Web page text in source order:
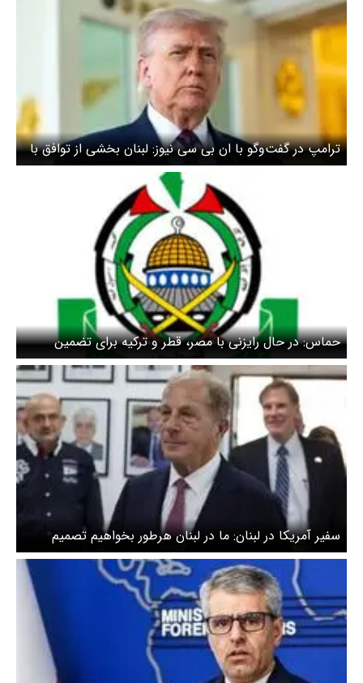
ترامپ در گفت‌وگو با ان بی سی نیوز: لبنان بخشی از توافق با
ایران نیست
حماس: در حال رایزنی با مصر، قطر و ترکیه برای تضمین
اجرای آتش‌بس هستیم
سفیر آمریکا در لبنان: ما در لبنان هرطور بخواهیم تصمیم
می‌گیریم